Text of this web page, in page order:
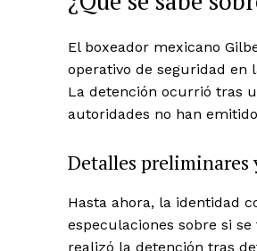
El boxeador mexicano
operativo de seguridad en
La detención ocurrió tras
autoridades no han
Detalles preliminares
Hasta ahora, la identidad
especulaciones sobre si
realizó la detención tras